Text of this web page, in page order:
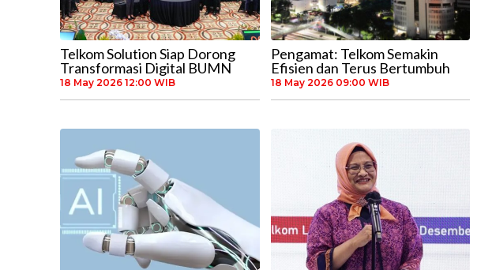
Telkom Solution Siap Dorong
Transformasi Digital BUMN
18 May 2026 12:00 WIB
Pengamat: Telkom Semakin
Efisien dan Terus Bertumbuh
18 May 2026 09:00 WIB